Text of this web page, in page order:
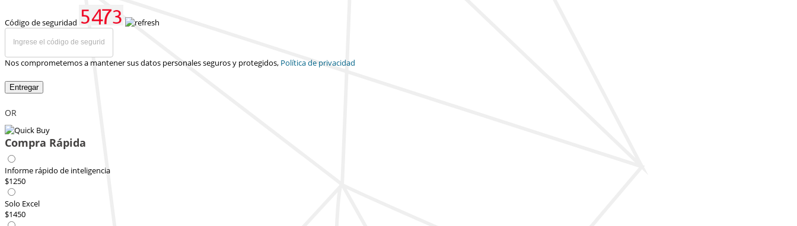
Código de seguridad
Nos comprometemos a mantener sus datos personales seguros y protegidos, Política de privacidad
Entregar
OR
Compra Rápida
Informe rápido de inteligencia
$1250
Solo Excel
$1450